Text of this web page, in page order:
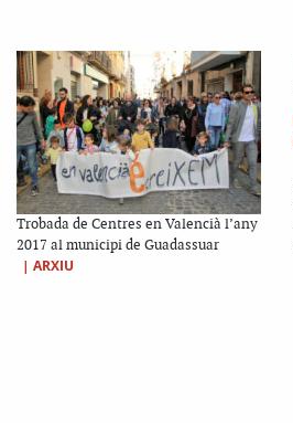
Trobada de Centres en Valencià l’any
2017 al municipi de Guadassuar
| ARXIU